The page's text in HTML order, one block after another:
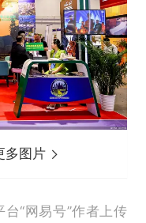
多图片
“网易号”作者上传